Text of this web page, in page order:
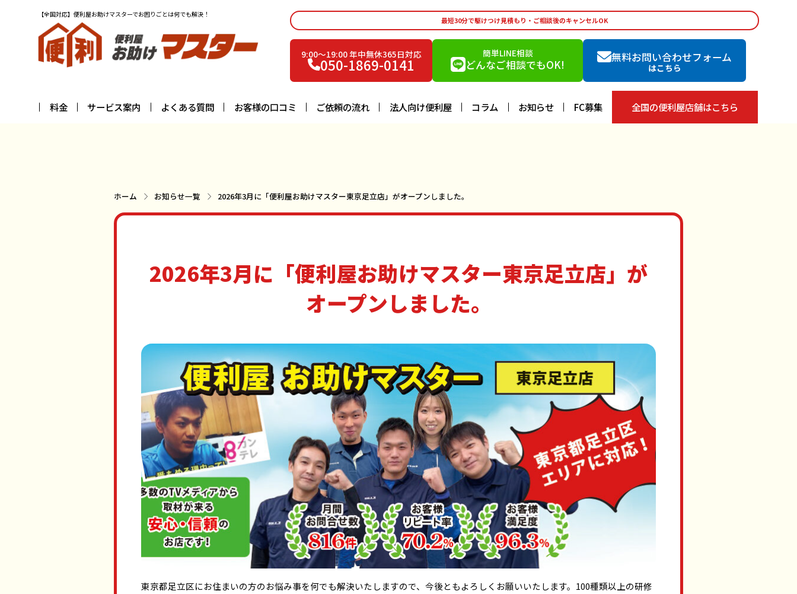
【全国対応】便利屋お助けマスターでお困りごとは何でも解決！
最短30分で駆けつけ見積もり・ご相談後のキャンセルOK
9:00〜19:00 年中無休365日対応
050-1869-0141
簡単LINE相談
どんなご相談でもOK!
無料お問い合わせフォーム
はこちら
料金 サービス案内 よくある質問 お客様の口コミ ご依頼の流れ 法人向け便利屋 コラム お知らせ FC募集 全国の便利屋店舗はこちら
ホーム お知らせ一覧 2026年3月に「便利屋お助けマスター東京足立店」がオープンしました。
2026年3月に「便利屋お助けマスター東京足立店」が
オープンしました。
東京都足立区にお住まいの方のお悩み事を何でも解決いたしますので、今後ともよろしくお願いいたします。100種類以上の研修